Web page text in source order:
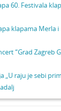
60. Festivala
klapama Merla i
“Grad Zagreb
„U raju je sebi